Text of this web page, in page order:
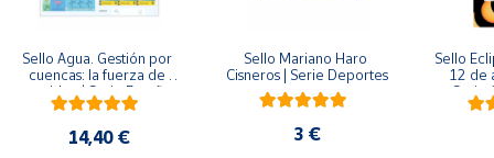
Sello Agua. Gestión por
cuencas: la fuerza de
una idea.| Serie España
ES| Pliego Premium
14,40 €
Sello Mariano Haro
Cisneros | Serie Deportes
3 €
Sello
12 de
Serie